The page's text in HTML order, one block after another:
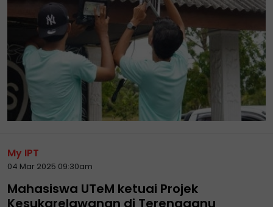
My IPT
04 Mar 2025 09:30am
Mahasiswa UTeM ketuai Projek
Kesukarelawanan di Terengganu